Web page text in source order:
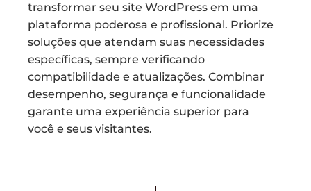
transformar seu site WordPress em uma
plataforma poderosa e profissional. Priorize
soluções que atendam suas necessidades
específicas, sempre verificando
compatibilidade e atualizações. Combinar
desempenho, segurança e funcionalidade
garante uma experiência superior para
você e seus visitantes.